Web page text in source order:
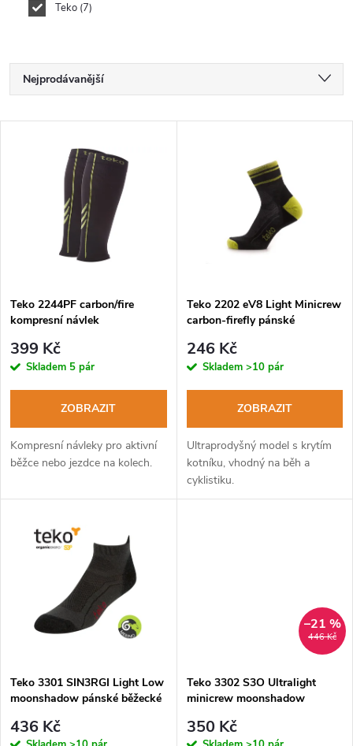
Teko 7
Ř
a
p
r
o
d
u
Nejprodávanější
Abecedně
s
p
r
d
u
Teko 2244PF carbon/fire
kompresní návlek
399 Kč
Skladem 5 pár
ZOBRAZIT
Kompresní návleky pro aktivní
běžce nebo jezdce na kolech.
Teko 2202 eV8 Light Minicrew
carbon-firefly pánské
246 Kč
Skladem >10 pár
ZOBRAZIT
Ultraprodyšný model s krytím
kotníku, vhodný na běh a
cyklistiku.
Teko 3301 SIN3RGI Light Low
moonshadow pánské běžecké
436 Kč
446 Kč
–21 %
Teko 3302 S3O Ultralight
minicrew moonshadow
350 Kč